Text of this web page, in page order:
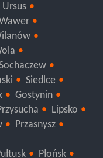
Śródmieście
Siedlce
Gostynin
Lipsko